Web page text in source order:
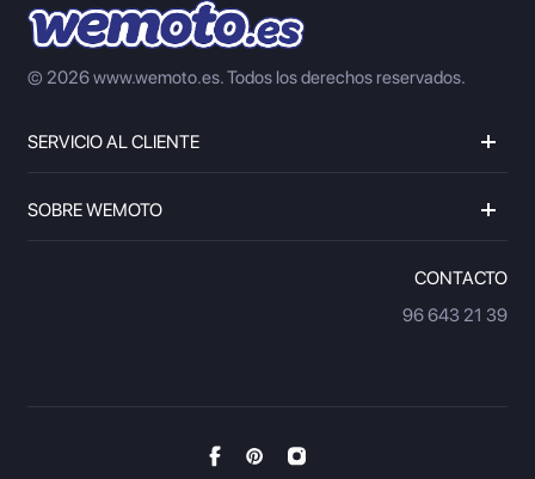
© 2026 www.wemoto.es.Todos los derechos reservados.
SERVICIO AL CLIENTE
SOBRE WEMOTO
CONTACTO
96 643 21 39